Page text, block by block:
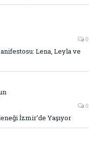
0
Lena, Leyla ve
0
İzmir’de Yaşıyor